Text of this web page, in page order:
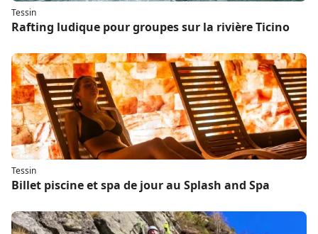
Tessin
Rafting ludique pour groupes sur la rivière Ticino
Tessin
Billet piscine et spa de jour au Splash and Spa